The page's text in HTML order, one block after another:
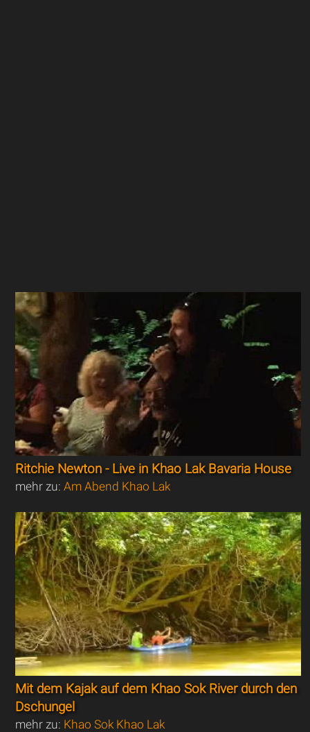
Ritchie Newton - Live in Khao Lak Bavaria House
mehr zu:Am Abend Khao Lak
Mit dem Kajak auf dem Khao Sok River durch den
Dschungel
mehr zu: Khao Sok Khao Lak